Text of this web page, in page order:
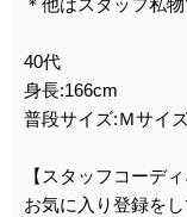
＊他はスタッフ私物
40代
身長:166cm
普段サイズ:Ｍサイ
【スタッフコーディ
お気に入り登録を